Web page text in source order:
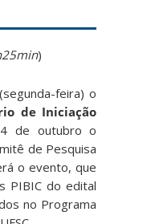
)
feira) o
de Iniciação
de outubro o
de Pesquisa
o evento, que
PIBIC do edital
no Programa